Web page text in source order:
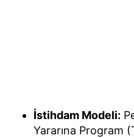
İstihdam Modeli:
Yararına Program